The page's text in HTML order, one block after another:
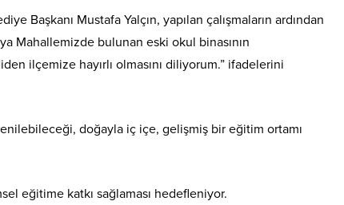
Başkanı Mustafa Yalçın, yapılan çalışmaların ardından
Mahallemizde bulunan eski okul binasının
ilçemize hayırlı olmasını diliyorum.” ifadelerini
doğayla iç içe, gelişmiş bir eğitim ortamı
eğitime katkı sağlaması hedefleniyor.